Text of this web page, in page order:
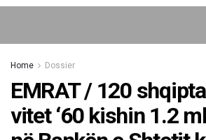
Home Dossier
EMRAT / 120
vitet ‘60 kishin 1.2